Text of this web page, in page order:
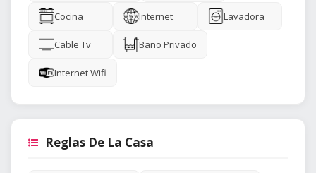
Cocina Internet Lavadora
Cable Tv Baño Privado
Internet Wifi
Reglas De La Casa